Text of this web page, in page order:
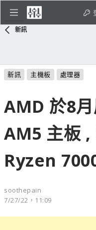
新訊
新訊 主機板 處理器
AMD 於8
AM5 主板 ,
Ryzen
soothepain
7/27/22，11:09